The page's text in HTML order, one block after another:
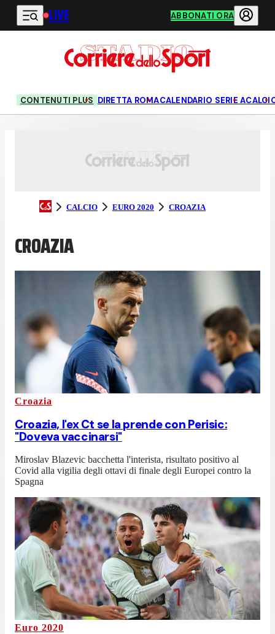
Vai al contenuto principale
LIVE ABBONATI ORA
CONTENUTI PLUS DIRETTA ROMACALENDARIO SERIE A
CALCIO EURO 2020 CROAZIA
CROAZIA
Croazia
Croazia, l'ex Ct se la prende con Perisic:
"Doveva vaccinarsi"
Miroslav Blazevic bacchetta l'interista, risultato positivo al
Covid alla vigilia degli ottavi di finale degli Europei contro la
Spagna
Euro 2020